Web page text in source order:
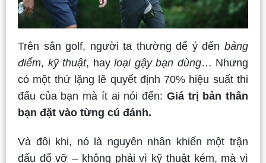
Trên sân golf, người ta thường để ý đến bảng
điểm, kỹ thuật, hay loại gậy bạn dùng… Nhưng
có một thứ lặng lẽ quyết định 70% hiệu suất thi
đấu của bạn mà ít ai nói đến: Giá trị bản thân
bạn đặt vào từng cú đánh.
Và đôi khi, nó là nguyên nhân khiến một trận
đấu đổ vỡ – không phải vì kỹ thuật kém, mà vì